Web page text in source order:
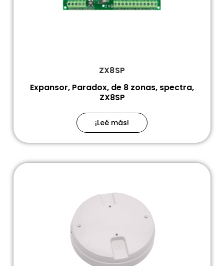
ZX8SP
Expansor, Paradox, de 8 zonas, spectra,
ZX8SP
¡Leé más!